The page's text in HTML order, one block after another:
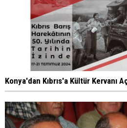
Konya'dan Kıbrıs'a Kültür Kervanı